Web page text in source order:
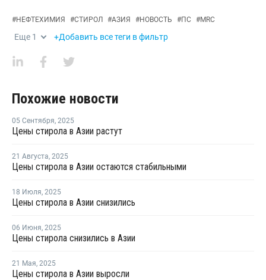
#НЕФТЕХИМИЯ #СТИРОЛ #АЗИЯ #НОВОСТЬ #ПС #MRC
Еще 1 +Добавить все теги в фильтр
Похожие новости
05 Сентября, 2025
Цены стирола в Азии растут
21 Августа, 2025
Цены стирола в Азии остаются стабильными
18 Июля, 2025
Цены стирола в Азии снизились
06 Июня, 2025
Цены стирола снизились в Азии
21 Мая, 2025
Цены стирола в Азии выросли